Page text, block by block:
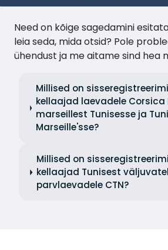
Need on kõige sagedamini
leia seda, mida otsid? Pole
ühendust ja me aitame sind hea
Millised on
kellaajad laevadele Corsica
marseillest Tunisesse ja
Marseille'sse?
Millised on
kellaajad Tunisest
parvlaevadele CTN?